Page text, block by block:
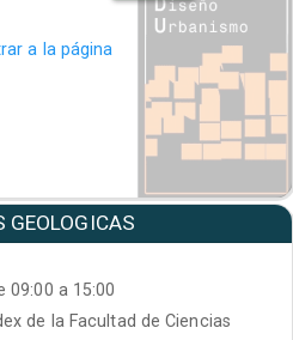
a la página
GEOLOGICAS
09:00 a 15:00
de la Facultad de Ciencias